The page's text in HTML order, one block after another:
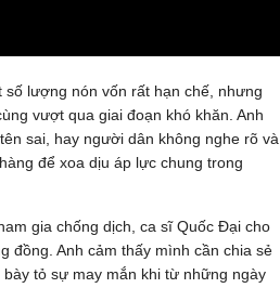
số lượng nón vốn rất hạn chế, nhưng
vượt qua giai đoạn khó khăn. Anh
sai, hay người dân không nghe rõ và
để xoa dịu áp lực chung trong
gia chống dịch, ca sĩ Quốc Đại cho
đồng. Anh cảm thấy mình cần chia sẻ
tỏ sự may mắn khi từ những ngày